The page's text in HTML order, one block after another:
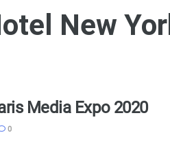
New
Media Expo 2020
0